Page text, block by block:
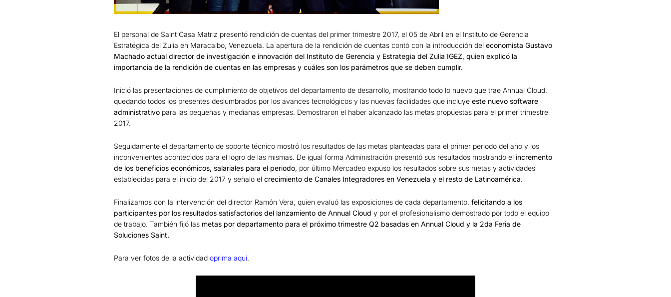
El personal de Saint Casa Matriz presentó rendición de cuentas del primer trimestre 2017, el 05 de Abril en el Instituto de Gerencia
Estratégica del Zulia en Maracaibo, Venezuela. La apertura de la rendición de cuentas contó con la introducción del economista Gustavo
Machado actual director de investigación e innovación del Instituto de Gerencia y Estrategia del Zulia IGEZ, quien explicó la
importancia de la rendición de cuentas en las empresas y cuáles son los parámetros que se deben cumplir.
Inició las presentaciones de cumplimiento de objetivos del departamento de desarrollo, mostrando todo lo nuevo que trae Annual Cloud,
quedando todos los presentes deslumbrados por los avances tecnológicos y las nuevas facilidades que incluye este nuevo software
administrativo para las pequeñas y medianas empresas. Demostraron el haber alcanzado las metas propuestas para el primer trimestre
2017.
Seguidamente el departamento de soporte técnico mostró los resultados de las metas planteadas para el primer periodo del año y los
inconvenientes acontecidos para el logro de las mismas. De igual forma Administración presentó sus resultados mostrando el incremento
de los beneficios económicos, salariales para el periodo, por último Mercadeo expuso los resultados sobre sus metas y actividades
establecidas para el inicio del 2017 y señalo el crecimiento de Canales Integradores en Venezuela y el resto de Latinoamérica.
Finalizamos con la intervención del director Ramón Vera, quien evaluó las exposiciones de cada departamento, felicitando a los
participantes por los resultados satisfactorios del lanzamiento de Annual Cloud y por el profesionalismo demostrado por todo el equipo
de trabajo. También fijó las metas por departamento para el próximo trimestre Q2 basadas en Annual Cloud y la 2da Feria de
Soluciones Saint.
Para ver fotos de la actividad oprima aquí.